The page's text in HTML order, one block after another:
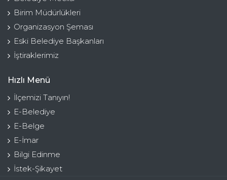
Birim Müdürlükleri
Organizasyon Şeması
Eski Belediye Başkanları
İştiraklerimiz
Hızlı Menü
İlçemizi Tanıyın!
E-Belediye
E-Belge
E-İmar
Bilgi Edinme
İstek-Şikayet